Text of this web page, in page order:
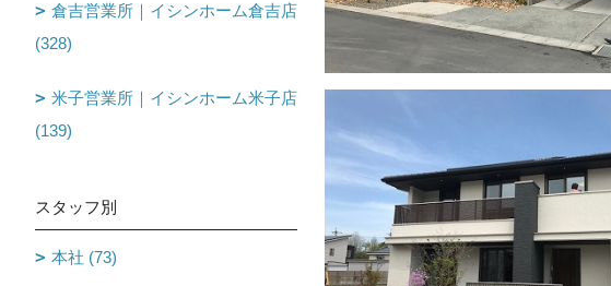
倉吉営業所｜イシンホーム倉吉店
(328)
米子営業所｜イシンホーム米子店
(139)
スタッフ別
本社 (73)